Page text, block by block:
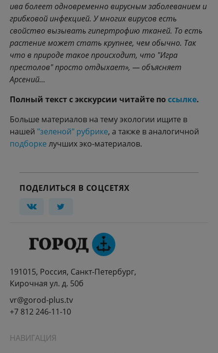
ива болеет одновременно вирусным заболеванием и
грибковой инфекцией. У многих вирусов есть
свойство вызывать гипертрофию тканей. То есть
растение может стать крупнее, чем обычно. Так
что в природе такое происходит, что "Игра
престолов" просто отдыхает», — объясняет
Арсений…
Полный текст с экскурсии читайте по ссылке.
Больше материалов на тему экологии ищите в
нашей "зеленой" рубрике, а также в аналогичной
подборке лучших эко-материалов.
ПОДЕЛИТЬСЯ В СОЦСЕТЯХ
191015, Россия, Санкт-Петербург,
Кирочная ул. д. 50б
vr@gorod-plus.tv
+7 812 246-11-10
НАВИГАЦИЯ